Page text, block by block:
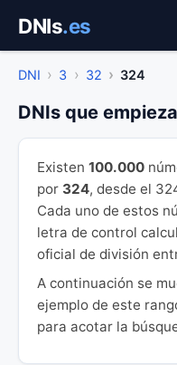
contenido
DNIs.es
DNI 3 32 324
DNIs que
Existen 100.000
por 324, desde el
Cada uno de estos
letra de control
oficial de división
A continuación se
ejemplo de este
para acotar la